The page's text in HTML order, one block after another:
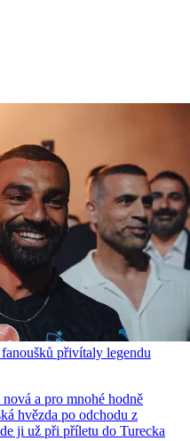
přivítaly legendu
a pro mnohé hodně
hvězda po odchodu z
ji už při příletu do Turecka